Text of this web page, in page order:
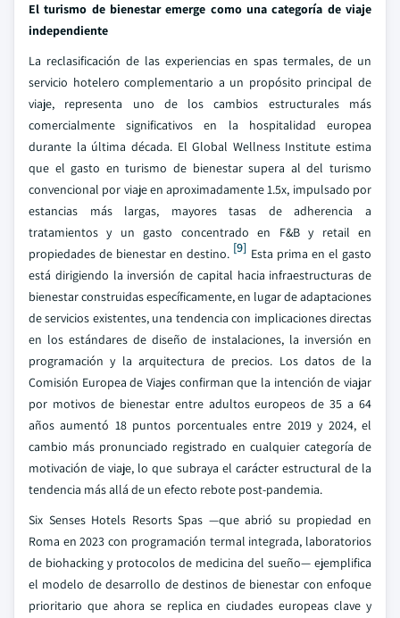
El turismo de bienestar emerge como una categoría de viaje
independiente
La reclasificación de las experiencias en spas termales, de un
servicio hotelero complementario a un propósito principal de
viaje, representa uno de los cambios estructurales más
comercialmente significativos en la hospitalidad europea
durante la última década. El Global Wellness Institute estima
que el gasto en turismo de bienestar supera al del turismo
convencional por viaje en aproximadamente 1.5x, impulsado por
estancias más largas, mayores tasas de adherencia a
tratamientos y un gasto concentrado en F&B y retail en
propiedades de bienestar en destino. [9] Esta prima en el gasto
está dirigiendo la inversión de capital hacia infraestructuras de
bienestar construidas específicamente, en lugar de adaptaciones
de servicios existentes, una tendencia con implicaciones directas
en los estándares de diseño de instalaciones, la inversión en
programación y la arquitectura de precios. Los datos de la
Comisión Europea de Viajes confirman que la intención de viajar
por motivos de bienestar entre adultos europeos de 35 a 64
años aumentó 18 puntos porcentuales entre 2019 y 2024, el
cambio más pronunciado registrado en cualquier categoría de
motivación de viaje, lo que subraya el carácter estructural de la
tendencia más allá de un efecto rebote post-pandemia.
Six Senses Hotels Resorts Spas —que abrió su propiedad en
Roma en 2023 con programación termal integrada, laboratorios
de biohacking y protocolos de medicina del sueño— ejemplifica
el modelo de desarrollo de destinos de bienestar con enfoque
prioritario que ahora se replica en ciudades europeas clave y